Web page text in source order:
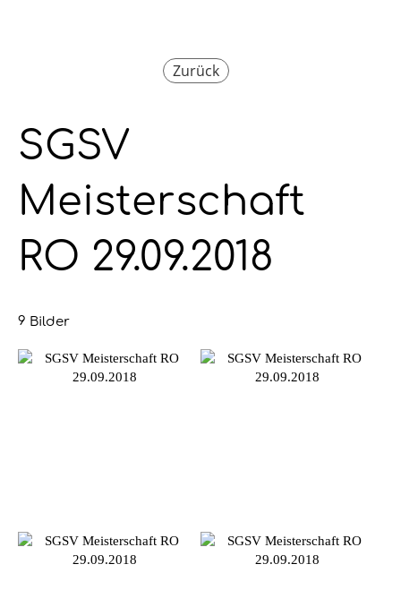
Zurück
SGSV
Meisterschaft
RO 29.09.2018
9 Bilder